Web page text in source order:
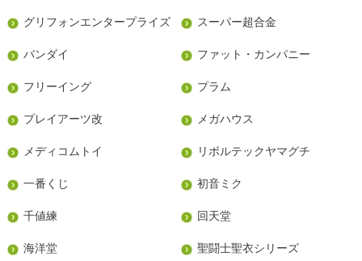
グリフォンエンタープライズ スーパー超合金
バンダイ ファット・カンパニー
フリーイング プラム
プレイアーツ改 メガハウス
メディコムトイ リボルテックヤマグチ
一番くじ 初音ミク
千値練 回天堂
海洋堂 聖闘士聖衣シリーズ